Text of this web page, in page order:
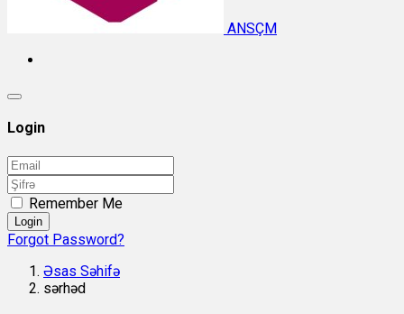
ANSÇM
Login
Remember Me
Login
Forgot Password?
Əsas Səhifə
sərhəd